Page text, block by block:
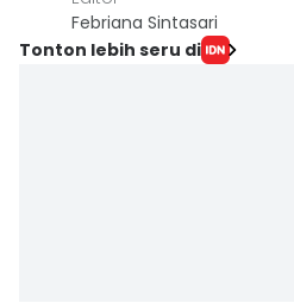
Febriana Sintasari
Tonton lebih seru di